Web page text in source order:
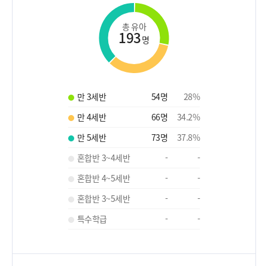
총 유아
193명
만 3세반 54명 28%
만 4세반
66명 34.2%
만 5세반
73명 37.8%
혼합반 3~4세반
-
-
혼합반 4~5세반
-
-
혼합반 3~5세반
-
-
특수학급
- -